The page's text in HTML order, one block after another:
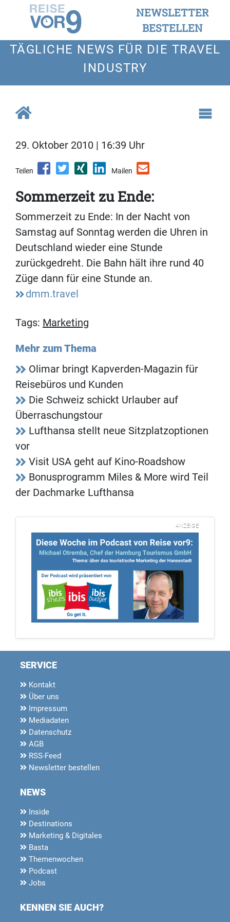
NEWSLETTER
BESTELLEN
TÄGLICHE NEWS FÜR DIE TRAVEL
INDUSTRY
29. Oktober 2010 | 16:39 Uhr
Teilen Mailen
Sommerzeit zu Ende:
Sommerzeit zu Ende: In der Nacht von
Samstag auf Sonntag werden die Uhren in
Deutschland wieder eine Stunde
zurückgedreht. Die Bahn hält ihre rund 40
Züge dann für eine Stunde an.
dmm.travel
Tags: Marketing
Mehr zum Thema
Olimar bringt Kapverden-Magazin für
Reisebüros und Kunden
Die Schweiz schickt Urlauber auf
Überraschungstour
Lufthansa stellt neue Sitzplatzoptionen
vor
Visit USA geht auf Kino-Roadshow
Bonusprogramm Miles & More wird Teil
der Dachmarke Lufthansa
ANZEIGE
SERVICE
Kontakt
Über uns
Impressum
Mediadaten
Datenschutz
AGB
RSS-Feed
Newsletter bestellen
NEWS
Inside
Destinations
Marketing & Digitales
Basta
Themenwochen
Podcast
Jobs
KENNEN SIE AUCH?